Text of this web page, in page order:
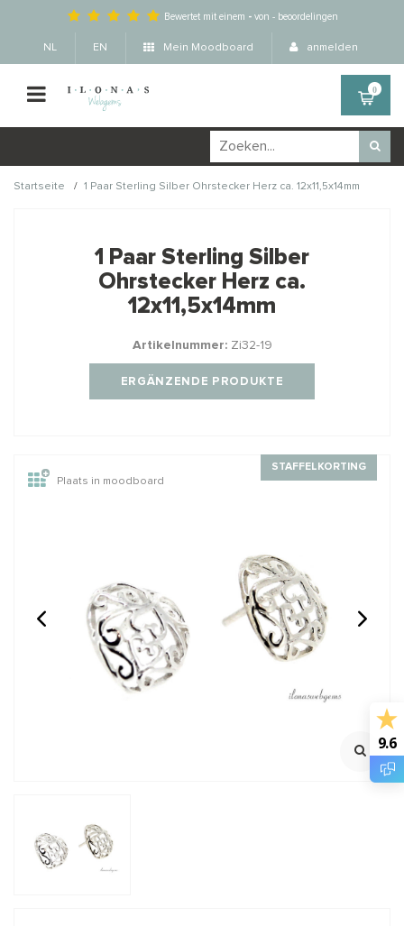
Bewertet mit einem - von - beoordelingen
NL EN Mein Moodboard anmelden
0
Startseite / 1 Paar Sterling Silber Ohrstecker Herz ca. 12x11,5x14mm
producten ook interessant
voor je?
STAFFELKORTING
€0,95 Incl. btw
€0,79 Excl. btw
2 meter met naald
€2,45 Incl. btw
€2,02 Excl. btw
1 Paar Sterling Silber
Ohrstecker Herz ca.
12x11,5x14mm
Artikelnummer:Zi32-19
ERGÄNZENDE PRODUKTE
STAFFELKORTING
Plaats in moodboard
9.6